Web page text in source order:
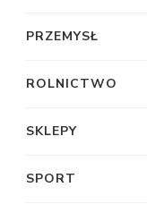
PRZEMYSŁ
ROLNICTWO
SKLEPY
SPORT